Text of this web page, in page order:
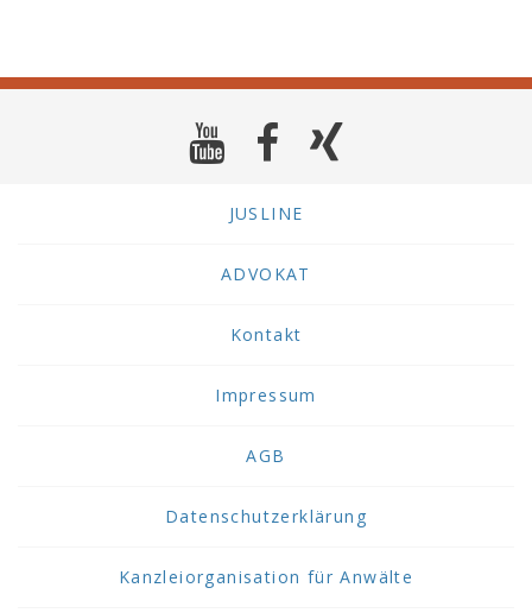
JUSLINE
ADVOKAT
Kontakt
Impressum
AGB
Datenschutzerklärung
Kanzleiorganisation für Anwälte